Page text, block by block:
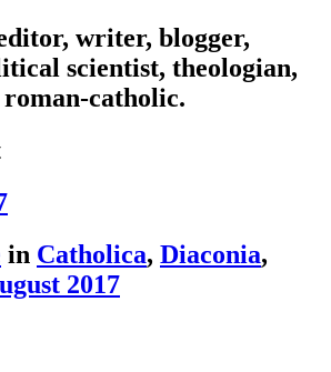
writer, blogger,
scientist, theologian,
catholic.
in Catholica, Diaconia,
2017